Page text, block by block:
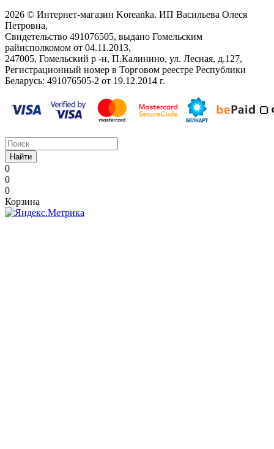
2026 © Интернет-магазин Koreanka. ИП Васильева Олеся
Петровна,
Свидетельство ‎491076505, выдано Гомельским
райисполкомом от 04.11.2013,
247005, Гомельский р -н, П.Калинино, ул. Лесная, д.127,
Регистрационный номер в Торговом реестре Республики
Беларусь: ‎491076505-2 от 19.12.2014 г.
Найти
0
0
0
Корзина